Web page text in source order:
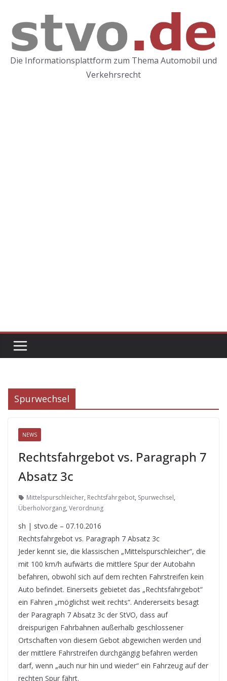
Inhalt
springen
Die Informationsplattform zum Thema Automobil und
Verkehrsrecht
Spurwechsel
NEWS
Rechtsfahrgebot vs. Paragraph 7
Absatz 3c
Mittelspurschleicher, Rechtsfahrgebot, Spurwechsel,
Überholvorgang, Verordnung
sh | stvo.de – 07.10.2016
Rechtsfahrgebot vs. Paragraph 7 Absatz 3c
Jeder kennt sie, die klassischen „Mittelspurschleicher“, die
mit 100 km/h aufwärts die mittlere Spur der Autobahn
befahren, obwohl sich auf dem rechten Fahrstreifen kein
Auto befindet. Einerseits gebietet das „Rechtsfahrgebot“
ein Fahren „möglichst weit rechts“. Andererseits besagt
der Paragraph 7 Absatz 3c der StVO, dass auf
dreispurigen Fahrbahnen außerhalb geschlossener
Ortschaften von diesem Gebot abgewichen werden und
der mittlere Fahrstreifen durchgängig befahren werden
darf, wenn „auch nur hin und wieder“ ein Fahrzeug auf der
rechten Spur fährt.